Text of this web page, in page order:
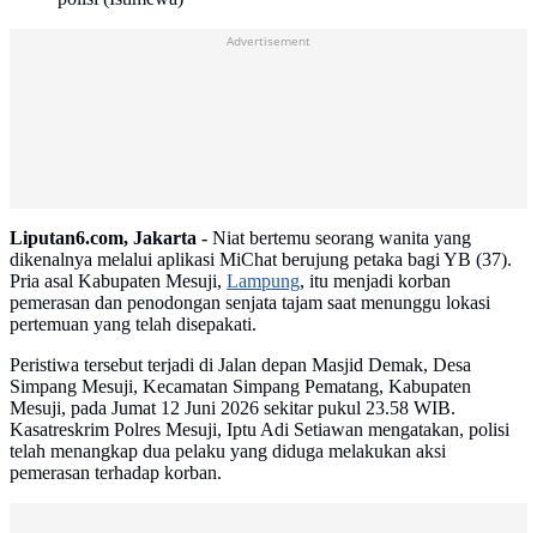
Advertisement
Liputan6.com, Jakarta - Niat bertemu seorang wanita yang
dikenalnya melalui aplikasi MiChat berujung petaka bagi YB (37).
Pria asal Kabupaten Mesuji, Lampung, itu menjadi korban
pemerasan dan penodongan senjata tajam saat menunggu lokasi
pertemuan yang telah disepakati.
Peristiwa tersebut terjadi di Jalan depan Masjid Demak, Desa
Simpang Mesuji, Kecamatan Simpang Pematang, Kabupaten
Mesuji, pada Jumat 12 Juni 2026 sekitar pukul 23.58 WIB.
Kasatreskrim Polres Mesuji, Iptu Adi Setiawan mengatakan, polisi
telah menangkap dua pelaku yang diduga melakukan aksi
pemerasan terhadap korban.